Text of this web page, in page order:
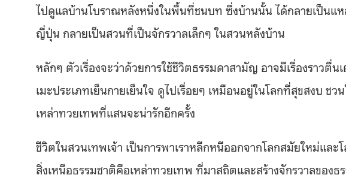
ไปดูแลบ้านโบราณหลังหนึ่งในพื้นที่ชนบท ซึ่งบ้านนั้น ได้กลายเป็นแ
ญี่ปุ่น กลายเป็นสวนที่เป็นจักรวาลเล็กๆ ในสวนหลังบ้าน
หลักๆ ตัวเรื่องจะว่าด้วยการใช้ชีวิตธรรมดาสามัญ อาจมีเรื่องราวตื่
เมะประเภทเย็นกายเย็นใจ ดูไปเรื่อยๆ เหมือนอยู่ในโลกที่สุขสงบ ช
เหล่าทวยเทพที่แสนจะน่ารักอีกครั้ง
ชีวิตในสวนเทพเจ้า เป็นการพาเราหลีกหนีออกจากโลกสมัยใหม่แล
สิ่งเหนือธรรมชาติคือเหล่าทวยเทพ ที่มาสถิตและสร้างจักรวาลของ